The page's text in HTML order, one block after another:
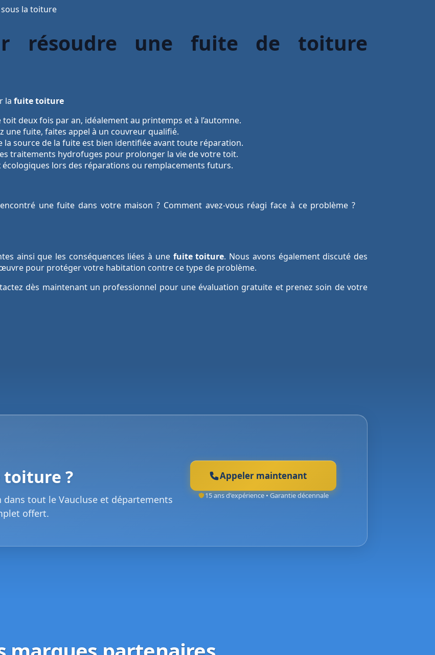
sous la toiture
résoudre une fuite de toiture
la fuite toiture
toit deux fois par an, idéalement au printemps et à l’automne.
une fuite, faites appel à un couvreur qualifié.
la source de la fuite est bien identifiée avant toute réparation.
traitements hydrofuges pour prolonger la vie de votre toit.
écologiques lors des réparations ou remplacements futurs.
une fuite dans votre maison ? Comment avez-vous réagi face à ce problème ?
ainsi que les conséquences liées à une fuite toiture. Nous avons également discuté des
pour protéger votre habitation contre ce type de problème.
dès maintenant un professionnel pour une évaluation gratuite et prenez soin de votre
toiture ?
tout le Vaucluse et départements
offert.
Appeler maintenant
15 ans d'expérience • Garantie décennale